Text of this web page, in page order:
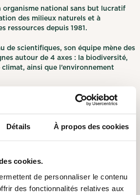
Détails À propos des cookies
cookies.
de personnaliser le contenu
des fonctionnalités relatives aux
organisme national sans but lucratif
des milieux naturels et à
ressources depuis 1981.
de scientifiques, son équipe mène des
autour de 4 axes : la biodiversité,
ainsi que l’environnement
plus de 145 000 membres et
affiliés et est membre de
la conservation de la nature
solidaire du reste de la planète.